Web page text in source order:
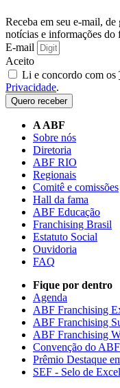
Receba em seu e-mail,
notícias e informações do
E-mail
Aceito
Li e concordo com os
Privacidade.
Quero receber
A ABF
Sobre nós
Diretoria
ABF RIO
Regionais
Comitê e comissões
Hall da fama
ABF Educação
Franchising Brasil
Estatuto Social
Ouvidoria
FAQ
Fique por dentro
Agenda
ABF Franchising
ABF Franchising
ABF Franchising
Convenção do
Prêmio Destaque
SEF - Selo de